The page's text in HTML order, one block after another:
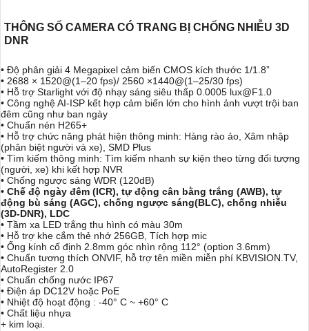
THÔNG SỐ CAMERA CÓ TRANG BỊ CHỐNG NHIỄU 3D
DNR
• Độ phân giải 4 Megapixel cảm biến CMOS kích thước 1/1.8”
• 2688 × 1520@(1–20 fps)/ 2560 ×1440@(1–25/30 fps)
• Hỗ trợ Starlight với độ nhạy sáng siêu thấp 0.0005 lux@F1.0
• Công nghệ AI-ISP kết hợp cảm biến lớn cho hình ảnh vượt trội ban
đêm cũng như ban ngày
• Chuẩn nén H265+
• Hỗ trợ chức năng phát hiện thông minh: Hàng rào ảo, Xâm nhập
(phân biệt người và xe), SMD Plus
• Tìm kiếm thông minh: Tìm kiếm nhanh sự kiện theo từng đối tượng
(người, xe) khi kết hợp NVR
• Chống ngược sáng WDR (120dB)
• Chế độ ngày đêm (ICR), tự động cân bằng trắng (AWB), tự
động bù sáng (AGC), chống ngược sáng(BLC), chống nhiễu
(3D-DNR), LDC
• Tầm xa LED trắng thu hình có màu 30m
• Hỗ trợ khe cắm thẻ nhớ 256GB, Tích hợp mic
• Ống kính cố định 2.8mm góc nhìn rộng 112° (option 3.6mm)
• Chuẩn tương thích ONVIF, hỗ trợ tên miền miễn phí KBVISION.TV,
AutoRegister 2.0
• Chuẩn chống nước IP67
• Điện áp DC12V hoặc PoE
• Nhiệt độ hoạt động : -40° C ~ +60° C
• Chất liệu nhựa
+ kim loại.